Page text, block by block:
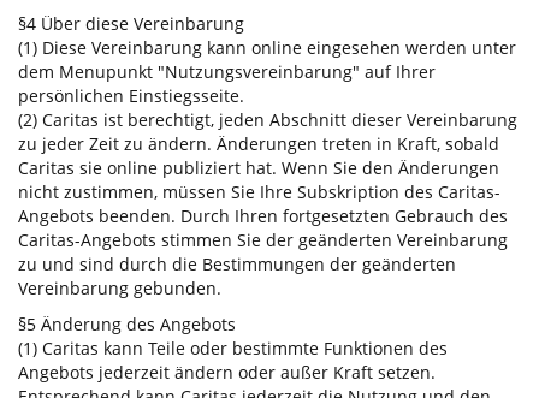
§4 Über diese Vereinbarung
(1) Diese Vereinbarung kann online eingesehen werden unter
dem Menupunkt "Nutzungsvereinbarung" auf Ihrer
persönlichen Einstiegsseite.
(2) Caritas ist berechtigt, jeden Abschnitt dieser Vereinbarung
zu jeder Zeit zu ändern. Änderungen treten in Kraft, sobald
Caritas sie online publiziert hat. Wenn Sie den Änderungen
nicht zustimmen, müssen Sie Ihre Subskription des Caritas-
Angebots beenden. Durch Ihren fortgesetzten Gebrauch des
Caritas-Angebots stimmen Sie der geänderten Vereinbarung
zu und sind durch die Bestimmungen der geänderten
Vereinbarung gebunden.
§5 Änderung des Angebots
(1) Caritas kann Teile oder bestimmte Funktionen des
Angebots jederzeit ändern oder außer Kraft setzen.